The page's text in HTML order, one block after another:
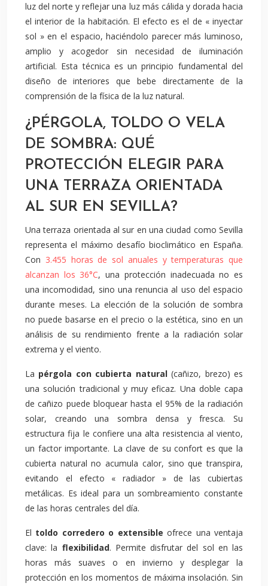
luz del norte y reflejar una luz más cálida y dorada hacia
el interior de la habitación. El efecto es el de « inyectar
sol » en el espacio, haciéndolo parecer más luminoso,
amplio y acogedor sin necesidad de iluminación
artificial. Esta técnica es un principio fundamental del
diseño de interiores que bebe directamente de la
comprensión de la física de la luz natural.
¿PÉRGOLA, TOLDO O VELA
DE SOMBRA: QUÉ
PROTECCIÓN ELEGIR PARA
UNA TERRAZA ORIENTADA
AL SUR EN SEVILLA?
Una terraza orientada al sur en una ciudad como Sevilla
representa el máximo desafío bioclimático en España.
Con 3.455 horas de sol anuales y temperaturas que
alcanzan los 36°C, una protección inadecuada no es
una incomodidad, sino una renuncia al uso del espacio
durante meses. La elección de la solución de sombra
no puede basarse en el precio o la estética, sino en un
análisis de su rendimiento frente a la radiación solar
extrema y el viento.
La pérgola con cubierta natural(cañizo, brezo) es
una solución tradicional y muy eficaz. Una doble capa
de cañizo puede bloquear hasta el 95% de la radiación
solar, creando una sombra densa y fresca. Su
estructura fija le confiere una alta resistencia al viento,
un factor importante. La clave de su confort es que la
cubierta natural no acumula calor, sino que transpira,
evitando el efecto « radiador » de las cubiertas
metálicas. Es ideal para un sombreamiento constante
de las horas centrales del día.
El toldo corredero o extensible ofrece una ventaja
clave: la flexibilidad. Permite disfrutar del sol en las
horas más suaves o en invierno y desplegar la
protección en los momentos de máxima insolación. Sin